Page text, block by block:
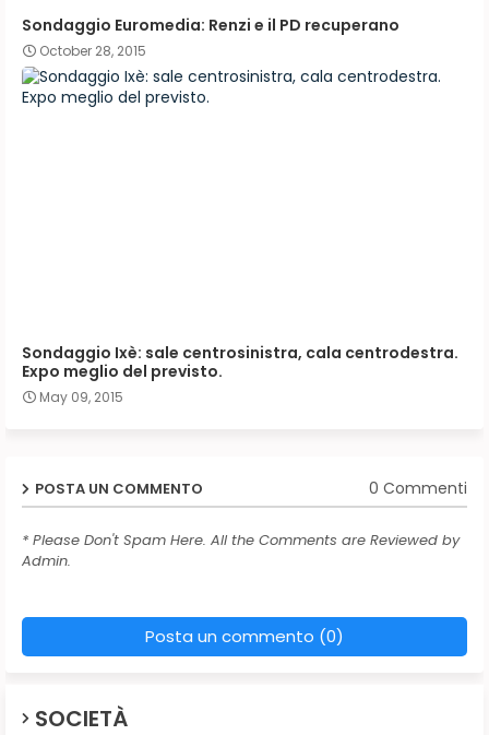
Sondaggio Euromedia: Renzi e il PD recuperano
October 28, 2015
Sondaggio Ixè: sale centrosinistra, cala centrodestra.
Expo meglio del previsto.
May 09, 2015
POSTA UN COMMENTO 0 Commenti
* Please Don't Spam Here. All the Comments are Reviewed by
Admin.
Posta un commento (0)
SOCIETÀ